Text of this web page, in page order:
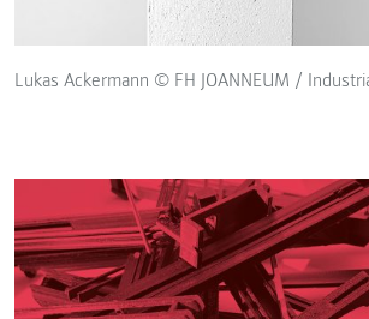
Lukas Ackermann © FH JOANNEUM /